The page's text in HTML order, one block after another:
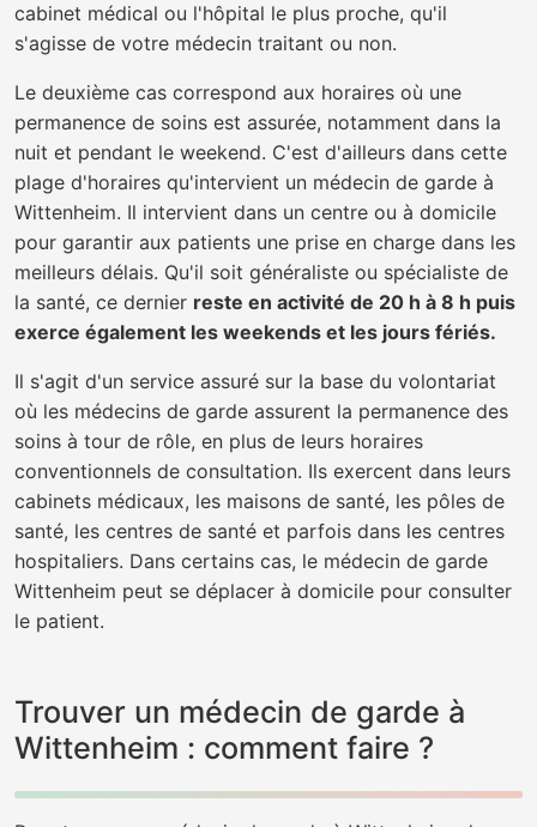
cabinet médical ou l'hôpital le plus proche, qu'il
s'agisse de votre médecin traitant ou non.
Le deuxième cas correspond aux horaires où une
permanence de soins est assurée, notamment dans la
nuit et pendant le weekend. C'est d'ailleurs dans cette
plage d'horaires qu'intervient un médecin de garde à
Wittenheim. Il intervient dans un centre ou à domicile
pour garantir aux patients une prise en charge dans les
meilleurs délais. Qu'il soit généraliste ou spécialiste de
la santé, ce dernier reste en activité de 20 h à 8 h puis
exerce également les weekends et les jours fériés.
Il s'agit d'un service assuré sur la base du volontariat
où les médecins de garde assurent la permanence des
soins à tour de rôle, en plus de leurs horaires
conventionnels de consultation. Ils exercent dans leurs
cabinets médicaux, les maisons de santé, les pôles de
santé, les centres de santé et parfois dans les centres
hospitaliers. Dans certains cas, le médecin de garde
Wittenheim peut se déplacer à domicile pour consulter
le patient.
Trouver un médecin de garde à
Wittenheim : comment faire ?